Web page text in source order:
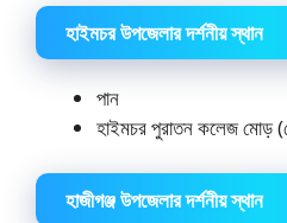
হাইমচর উপজেলার দর্শনীয় স্থান
পান
হাইমচর পুরাতন কলেজ মোড়
হাজীগঞ্জ উপজেলার দর্শনীয় স্থান